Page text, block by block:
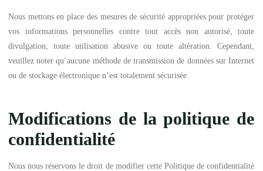
Nous mettons en place des mesures de sécurité appropriées pour protéger
vos informations personnelles contre tout accès non autorisé, toute
divulgation, toute utilisation abusive ou toute altération. Cependant,
veuillez noter qu’aucune méthode de transmission de données sur Internet
ou de stockage électronique n’est totalement sécurisée.
Modifications de la politique de
confidentialité
Nous nous réservons le droit de modifier cette Politique de confidentialité